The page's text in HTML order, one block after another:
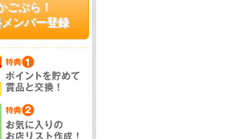
ごぶら！
ンバー登録